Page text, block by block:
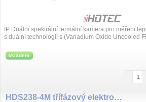
IP Duální spektrální termální kamera pro měření
s duální technologii s (Vanadium Oxide Uncooled
skladem
HDS238-4M třífázový elektroměr 3X230/400V (5)60A